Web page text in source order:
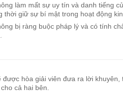
làm mất sự uy tín và danh tiếng
thời giữ sự bí mật trong hoạt động
bị ràng buộc pháp lý và có tính
được hòa giải viên đưa ra lời khuyên,
cả hai bên.